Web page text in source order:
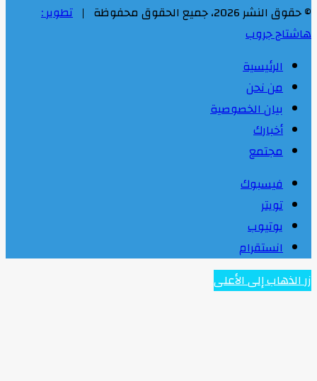
© حقوق النشر 2026، جميع الحقوق محفوظة |
تطوير :
هاشتاج جروب
الرئيسية
من نحن
بيان الخصوصية
أخبارك
مجتمع
فيسبوك
تويتر
يوتيوب
انستقرام
زر الذهاب إلى الأعلى